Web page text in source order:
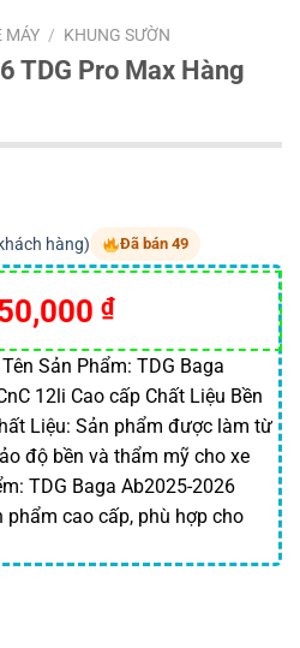
MÁY / KHUNG SƯỜN
TDG Pro Max Hàng
hàng) Đã bán 49
₫
Tên Sản Phẩm: TDG Baga
12li Cao cấp Chất Liệu Bền
Liệu: Sản phẩm được làm từ
độ bền và thẩm mỹ cho xe
TDG Baga Ab2025-2026
phẩm cao cấp, phù hợp cho